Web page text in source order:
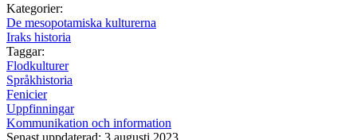
Kategorier:
De mesopotamiska kulturerna
Iraks historia
Taggar:
Flodkulturer
Språkhistoria
Fenicier
Uppfinningar
Kommunikation och information
Senast uppdaterad: 3 augusti 2023